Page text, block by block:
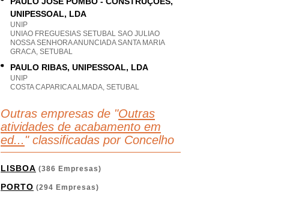
UNIPESSOAL, LDA
UNIP
UNIAO FREGUESIAS SETUBAL SAO JULIAO
NOSSA SENHORA ANUNCIADA SANTA MARIA
GRACA, SETUBAL
PAULO RIBAS, UNIPESSOAL, LDA
UNIP
COSTA CAPARICA ALMADA, SETUBAL
Outras empresas de "Outras
atividades de acabamento em
ed... " classificadas por Concelho
LISBOA (386 Empresas)
PORTO (294 Empresas)